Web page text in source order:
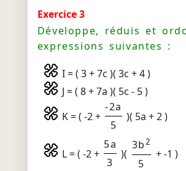
Exercice 3
Développe, réduis et
expressions suivantes :
I = ( 3 + 7c )( 3c + 4 )
J = ( 8 + 7a )( 5c - 5 )
K = ( -2 +
-2a
5
)( 5a + 2 )
L = ( -2 +
5a
3
)(
3b2
5
+ -1 )